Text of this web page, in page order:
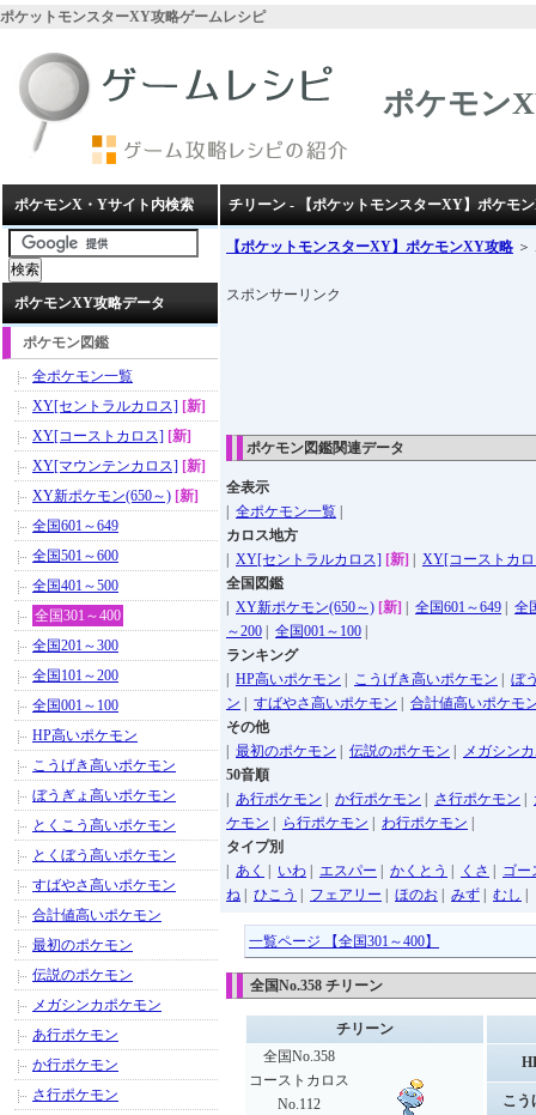
ポケットモンスターXY攻略ゲームレシピ
ポケモン
チリーン - 【ポケットモンスターXY】ポケモ
【ポケットモンスターXY】ポケモンXY攻略
スポンサーリンク
ポケモン図鑑関連データ
全表示
全ポケモン一覧
カロス地方
XY[セントラルカロス] [新]
XY[コーストカ
全国図鑑
XY新ポケモン(650～) [新] 全国601～649
全
～200
全国001～100
ランキング
HP高いポケモン こうげき高いポケモン
ぼ
ン
すばやさ高いポケモン
合計値高いポケモ
その他
最初のポケモン 伝説のポケモン
メガシン
50音順
あ行ポケモン か行ポケモン さ行ポケモン
ケモン
ら行ポケモン わ行ポケモン
タイプ別
あく いわ エスパー かくとう くさ
ゴー
ね
ひこう フェアリー ほのお みず むし
一覧ページ 【全国301～400】
全国No.358 チリーン
チリーン
全国No.358
コーストカロス
No.112
こう
ポケモンX・Yサイト内検索
ポケモンXY攻略データ
ポケモン図鑑
全ポケモン一覧
XY[セントラルカロス] [新]
XY[コーストカロス] [新]
XY[マウンテンカロス] [新]
XY新ポケモン(650～) [新]
全国601～649
全国501～600
全国401～500
全国301～400
全国201～300
全国101～200
全国001～100
HP高いポケモン
こうげき高いポケモン
ぼうぎょ高いポケモン
とくこう高いポケモン
とくぼう高いポケモン
すばやさ高いポケモン
合計値高いポケモン
最初のポケモン
伝説のポケモン
メガシンカポケモン
あ行ポケモン
か行ポケモン
さ行ポケモン